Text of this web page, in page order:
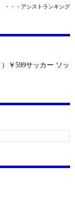
・・・アシストランキング
￥599サッカー ソッ